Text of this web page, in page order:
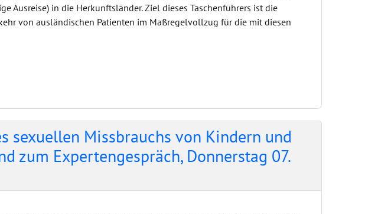
Ausreise) in die Herkunftsländer. Ziel dieses Taschenführers ist die
von ausländischen Patienten im Maßregelvollzug für die mit diesen
sexuellen Missbrauchs von Kindern und
zum Expertengespräch, Donnerstag 07.